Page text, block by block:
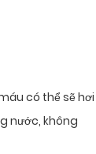
có thể sẽ hơi
nước, không